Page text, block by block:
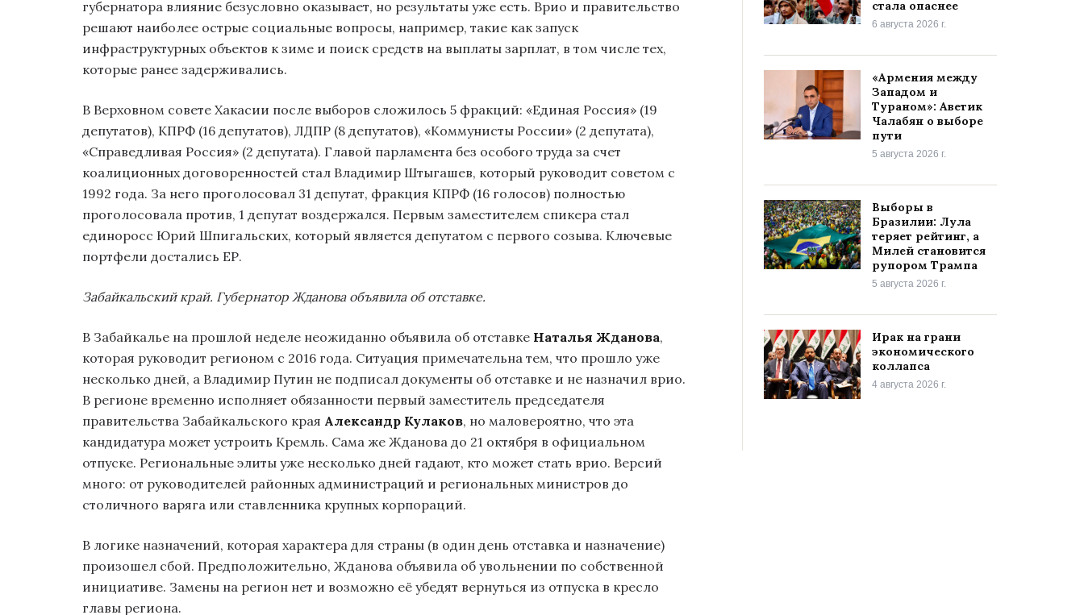
губернатора влияние безусловно оказывает, но результаты уже есть. Врио и правительство
решают наиболее острые социальные вопросы, например, такие как запуск
инфраструктурных объектов к зиме и поиск средств на выплаты зарплат, в том числе тех,
которые ранее задерживались.
В Верховном совете Хакасии после выборов сложилось 5 фракций: «Единая Россия» (19
депутатов), КПРФ (16 депутатов), ЛДПР (8 депутатов), «Коммунисты России» (2 депутата),
«Справедливая Россия» (2 депутата). Главой парламента без особого труда за счет
коалиционных договоренностей стал Владимир Штыгашев, который руководит советом с
1992 года. За него проголосовал 31 депутат, фракция КПРФ (16 голосов) полностью
проголосовала против, 1 депутат воздержался. Первым заместителем спикера стал
единоросс Юрий Шпигальских, который является депутатом с первого созыва. Ключевые
портфели достались ЕР.
Забайкальский край. Губернатор Жданова объявила об отставке.
В Забайкалье на прошлой неделе неожиданно объявила об отставке Наталья Жданова,
которая руководит регионом с 2016 года. Ситуация примечательна тем, что прошло уже
несколько дней, а Владимир Путин не подписал документы об отставке и не назначил врио.
В регионе временно исполняет обязанности первый заместитель председателя
правительства Забайкальского края Александр Кулаков, но маловероятно, что эта
кандидатура может устроить Кремль. Сама же Жданова до 21 октября в официальном
отпуске. Региональные элиты уже несколько дней гадают, кто может стать врио. Версий
много: от руководителей районных администраций и региональных министров до
столичного варяга или ставленника крупных корпораций.
В логике назначений, которая характера для страны (в один день отставка и назначение)
произошел сбой. Предположительно, Жданова объявила об увольнении по собственной
инициативе. Замены на регион нет и возможно её убедят вернуться из отпуска в кресло
главы региона.
стала опаснее
6 августа 2026 г.
«Армения между
Западом и
Тураном»: Аветик
Чалабян о выборе
пути
5 августа 2026 г.
Выборы в
Бразилии: Лула
теряет рейтинг, а
Милей становится
рупором Трампа
5 августа 2026 г.
Ирак на грани
экономического
коллапса
4 августа 2026 г.